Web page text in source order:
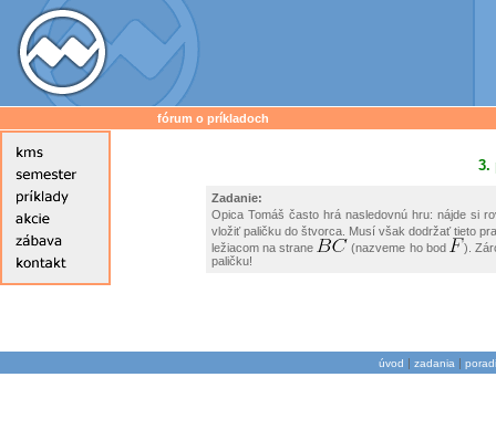
fórum o príkladoch
3.
Zadanie:
Opica Tomáš často hrá nasledovnú hru: nájde si
vložiť paličku do štvorca. Musí však dodržať tieto
ležiacom na strane
(nazveme ho bod
).
paličku!
úvod | zadania |